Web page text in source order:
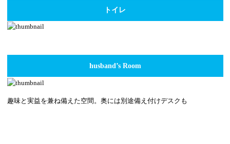
トイレ
husband’s Room
趣味と実益を兼ね備えた空間。奥には別途備え付けデスクも